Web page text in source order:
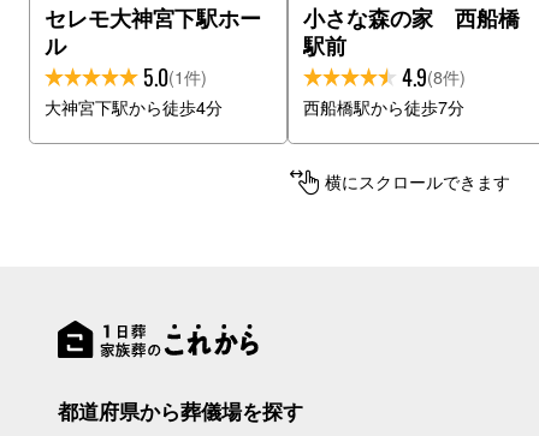
セレモ大神宮下駅ホー
ル
5.0(1件)
大神宮下駅から徒歩4分
小さな森の家 西船橋
駅前
4.9(8件)
西船橋駅から徒歩7分
横にスクロールできます
都道府県から葬儀場を探す